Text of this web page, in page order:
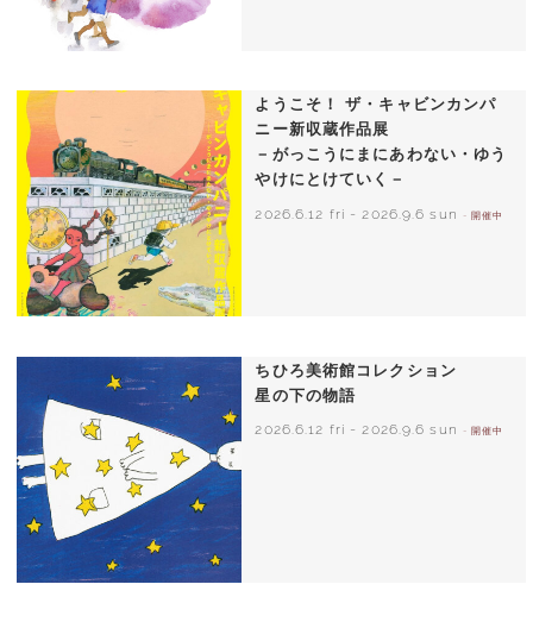
ようこそ！ ザ・キャビンカンパ
ニー新収蔵作品展
－がっこうにまにあわない・ゆう
やけにとけていく－
2026.6.12 fri -2026.9.6 sun - 開催中
ちひろ美術館コレクション
星の下の物語
2026.6.12 fri -2026.9.6 sun - 開催中